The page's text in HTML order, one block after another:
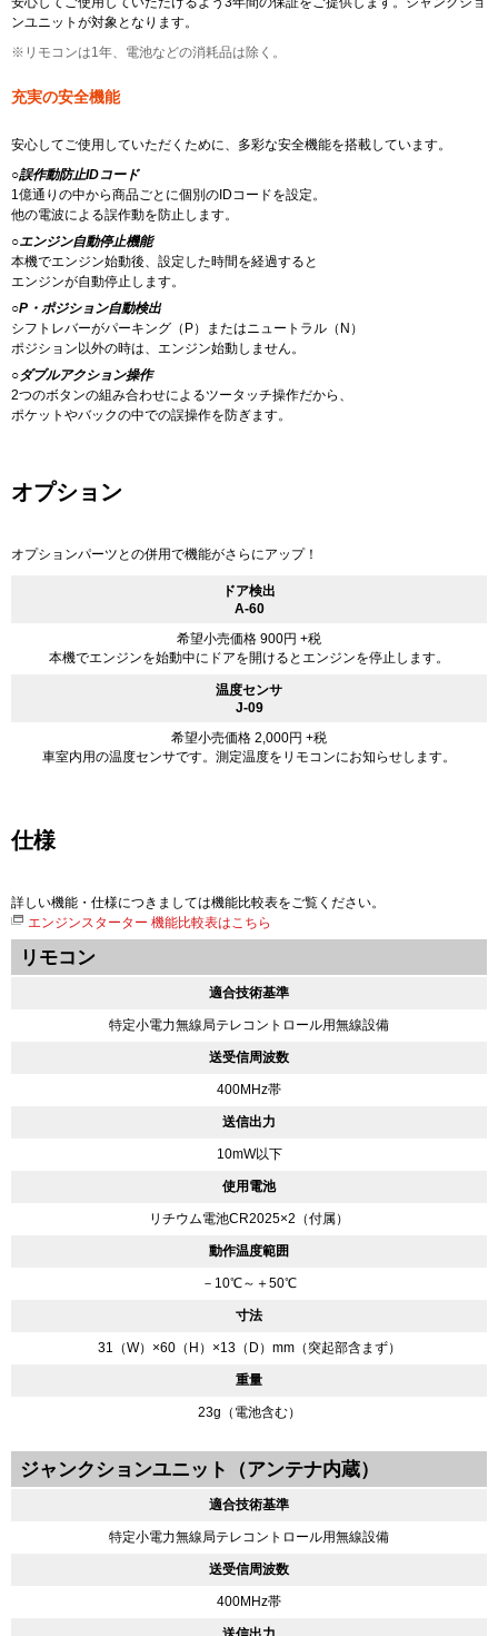
ンユニットが対象となります。
※リモコンは1年、電池などの消耗品は除く。
充実の安全機能
安心してご使用していただくために、多彩な安全機能を搭載しています。
○誤作動防止IDコード
1億通りの中から商品ごとに個別のIDコードを設定。
他の電波による誤作動を防止します。
○エンジン自動停止機能
本機でエンジン始動後、設定した時間を経過すると
エンジンが自動停止します。
○P・ポジション自動検出
シフトレバーがパーキング（P）またはニュートラル（N）
ポジション以外の時は、エンジン始動しません。
○ダブルアクション操作
2つのボタンの組み合わせによるツータッチ操作だから、
ポケットやバックの中での誤操作を防ぎます。
オプション
オプションパーツとの併用で機能がさらにアップ！
ドア検出
A-60
希望小売価格 900円 +税
本機でエンジンを始動中にドアを開けるとエンジンを停止します。
温度センサ
J-09
希望小売価格 2,000円 +税
車室内用の温度センサです。測定温度をリモコンにお知らせします。
仕様
詳しい機能・仕様につきましては機能比較表をご覧ください。
エンジンスターター 機能比較表はこちら
リモコン
適合技術基準
特定小電力無線局テレコントロール用無線設備
送受信周波数
400MHz帯
送信出力
10mW以下
使用電池
リチウム電池CR2025×2（付属）
動作温度範囲
－10℃～＋50℃
寸法
31（W）×60（H）×13（D）mm（突起部含まず）
重量
23g（電池含む）
ジャンクションユニット（アンテナ内蔵）
適合技術基準
特定小電力無線局テレコントロール用無線設備
送受信周波数
400MHz帯